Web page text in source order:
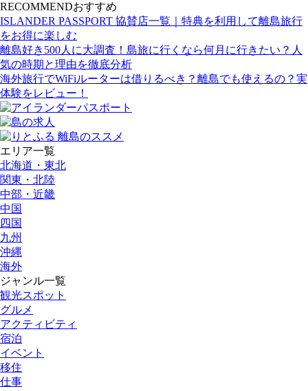
RECOMMENDおすすめ
ISLANDER PASSPORT 協賛店一覧｜特典を利用して離島旅行
をお得に楽しむ
離島好き500人に大調査！島旅に行くなら何月に行きたい？人
気の時期と理由を徹底分析
海外旅行でWiFiルーターは借りるべき？離島でも使えるの？実
体験をレビュー！
エリア一覧
北海道・東北
関東・北陸
中部・近畿
中国
四国
九州
沖縄
海外
ジャンル一覧
観光スポット
グルメ
アクティビティ
宿泊
イベント
移住
仕事